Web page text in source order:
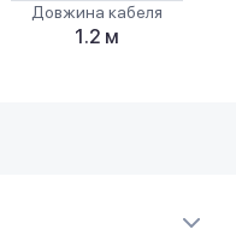
Довжина кабеля
1.2 м